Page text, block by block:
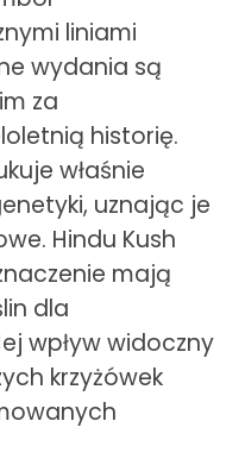
liniami
wydania są
za
historię.
właśnie
uznając je
Hindu Kush
mają
dla
wpływ widoczny
krzyżówek